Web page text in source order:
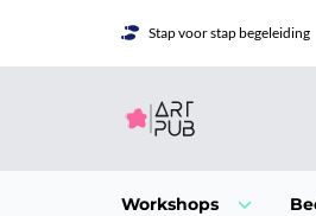
Stap voor stap begeleiding
Workshops